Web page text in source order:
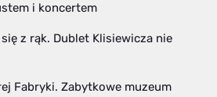
i koncertem
z rąk. Dublet Klisiewicza nie
Fabryki. Zabytkowe muzeum